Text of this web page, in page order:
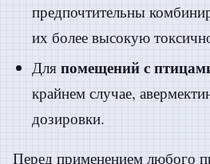
предпочтительны
их более высокую
Для помещений с
крайнем случае,
дозировки.
Перед применением любого